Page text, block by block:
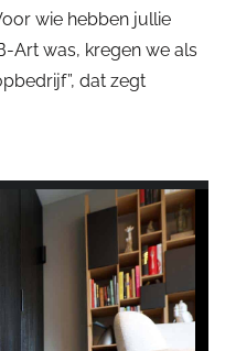
wie hebben jullie
Art was, kregen we als
dat zegt